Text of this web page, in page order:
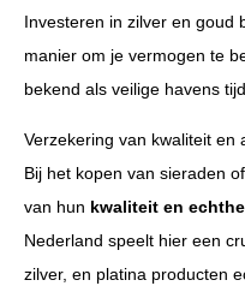
Investeren in zilver en goud
manier om je vermogen te
bekend als veilige havens
Verzekering van kwaliteit en
Bij het kopen van sieraden
van hun kwaliteit en
Nederland speelt hier een
zilver, en platina producten